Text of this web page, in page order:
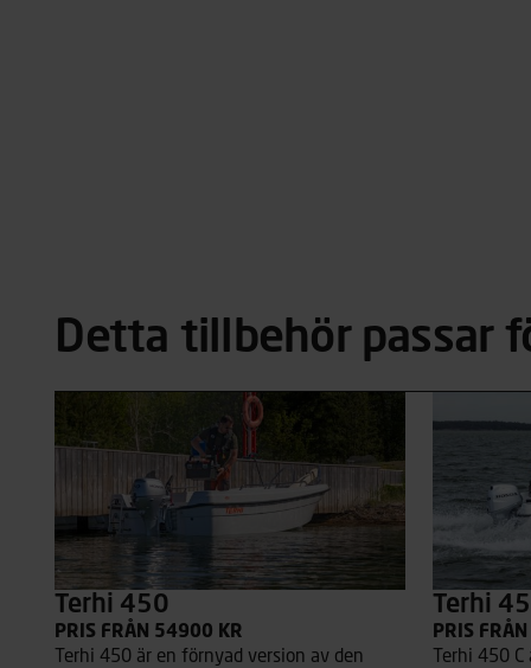
Detta tillbehör passar
Terhi 450
PRIS FRÅN 54900 KR
Terhi 450 är en förnyad version av den
Terhi
PRIS
Terhi 450